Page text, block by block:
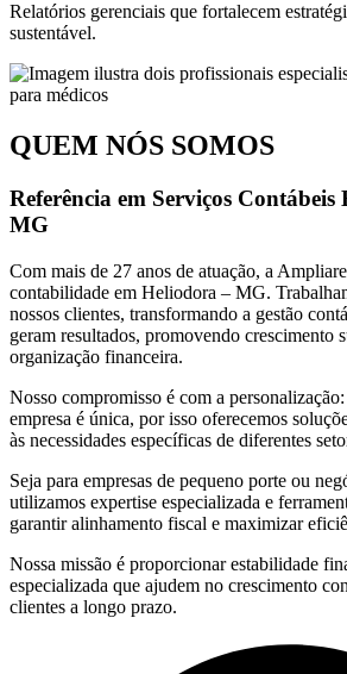
Relatórios gerenciais que fortalecem
sustentável.
QUEM NÓS SOMOS
Referência em Serviços
MG
Com mais de 27 anos de atuação, a
contabilidade em Heliodora – MG.
nossos clientes, transformando a gestão
geram resultados, promovendo crescimento
organização financeira.
Nosso compromisso é com a
empresa é única, por isso oferecemos
às necessidades específicas de diferentes
Seja para empresas de pequeno porte ou
utilizamos expertise especializada e
garantir alinhamento fiscal e maximizar
Nossa missão é proporcionar estabilidade
especializada que ajudem no crescimento
clientes a longo prazo.